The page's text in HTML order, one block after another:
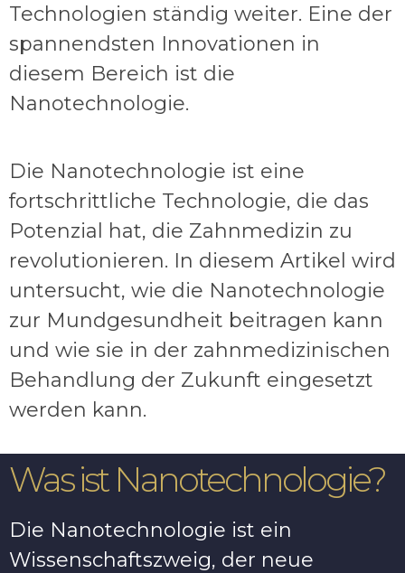
Technologien ständig weiter. Eine der
spannendsten Innovationen in
diesem Bereich ist die
Nanotechnologie.
Die Nanotechnologie ist eine
fortschrittliche Technologie, die das
Potenzial hat, die Zahnmedizin zu
revolutionieren. In diesem Artikel wird
untersucht, wie die Nanotechnologie
zur Mundgesundheit beitragen kann
und wie sie in der zahnmedizinischen
Behandlung der Zukunft eingesetzt
werden kann.
Was ist Nanotechnologie?
Die Nanotechnologie ist ein
Wissenschaftszweig, der neue